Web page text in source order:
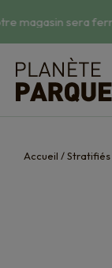
magasin sera
Accueil /Stratifiés